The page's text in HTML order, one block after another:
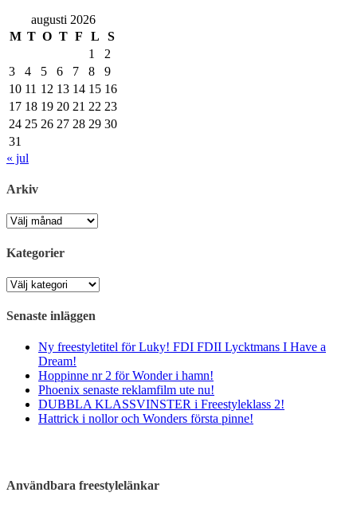
augusti 2026
M T O T F L
S
1
2
3
4 5 6 7 8
9
10 11 12 13 14 15 16
17 18 19 20 21 22 23
24 25 26 27 28 29 30
31
« jul
Arkiv
Arkiv
Kategorier
Kategorier
Senaste inläggen
Ny freestyletitel för Luky! FDI FDII Lycktmans I Have a
Dream!
Hoppinne nr 2 för Wonder i hamn!
Phoenix senaste reklamfilm ute nu!
DUBBLA KLASSVINSTER i Freestyleklass 2!
Hattrick i nollor och Wonders första pinne!
Användbara freestylelänkar